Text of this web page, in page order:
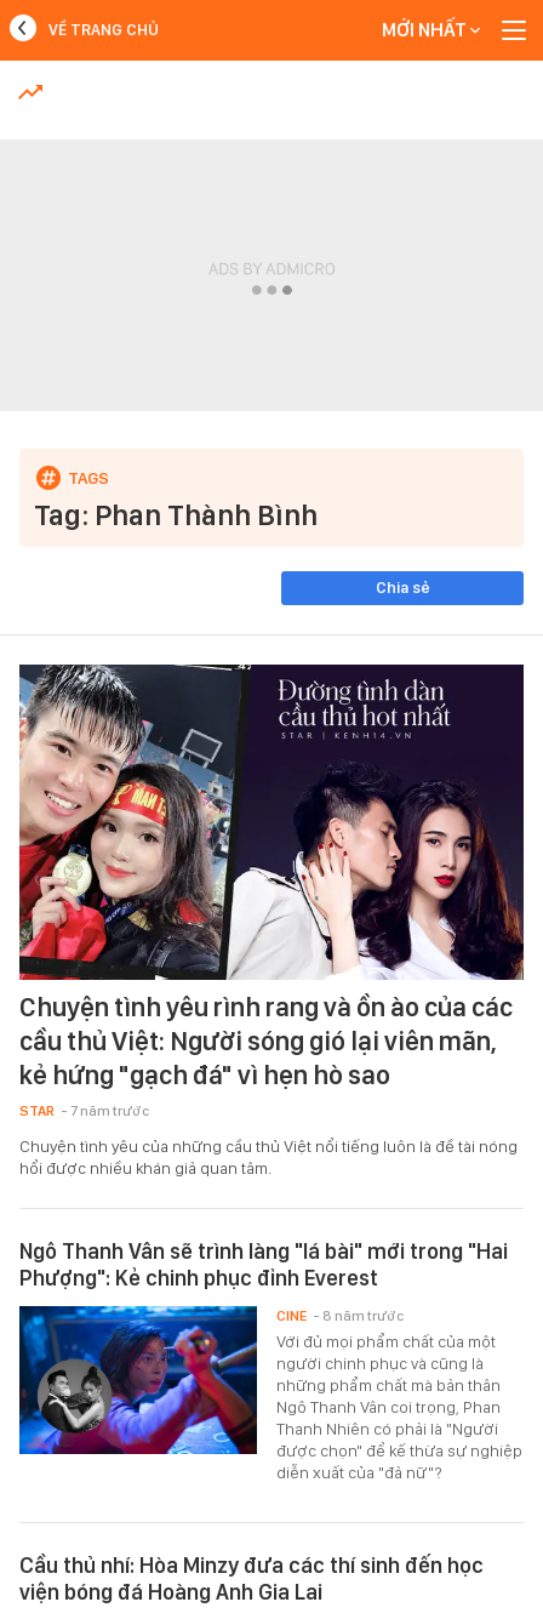
MỚI NHẤT
VỀ TRANG CHỦ MỚI NHẤT
Tag: Phan Thành Bình
Chia sẻ
Chuyện tình yêu rình rang và ồn ào của các
cầu thủ Việt: Người sóng gió lại viên mãn,
kẻ hứng "gạch đá" vì hẹn hò sao
STAR - 7 năm trước
Chuyện tình yêu của những cầu thủ Việt nổi tiếng luôn là đề tài nóng
hổi được nhiều khán giả quan tâm.
Ngô Thanh Vân sẽ trình làng "lá bài" mới trong "Hai
Phượng": Kẻ chinh phục đỉnh Everest
Với đủ mọi phẩm chất của một
người chinh phục và cũng là
những phẩm chất mà bản thân
Ngô Thanh Vân coi trọng, Phan
Thanh Nhiên có phải là "Người
được chọn" để kế thừa sự nghiệp
diễn xuất của "đả nữ"?
CINE - 8 năm trước
Cầu thủ nhí: Hòa Minzy đưa các thí sinh đến học
viện bóng đá Hoàng Anh Gia Lai